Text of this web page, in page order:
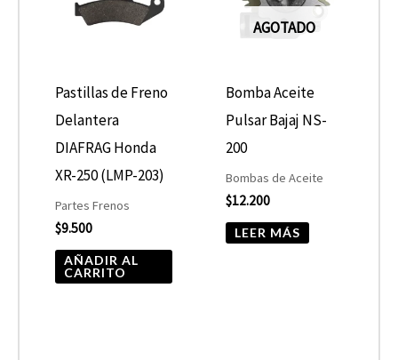
Pastillas de Freno
Delantera
DIAFRAG Honda
XR-250 (LMP-203)
Partes Frenos
$9.500
AÑADIR AL
CARRITO
AGOTADO
Bomba Aceite
Pulsar Bajaj NS-
200
Bombas de Aceite
$12.200
LEER MÁS